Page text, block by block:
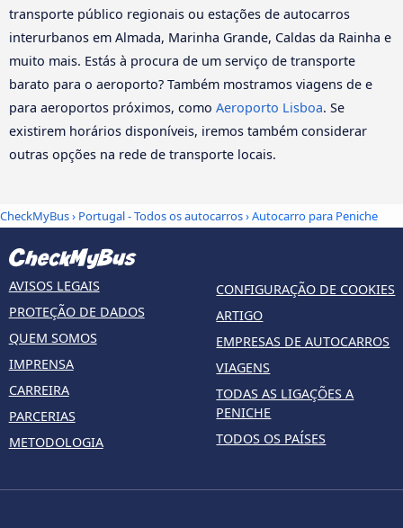
transporte público regionais ou estações de autocarros
interurbanos em Almada, Marinha Grande, Caldas da Rainha e
muito mais. Estás à procura de um serviço de transporte
barato para o aeroporto? Também mostramos viagens de e
para aeroportos próximos, como Aeroporto Lisboa. Se
existirem horários disponíveis, iremos também considerar
outras opções na rede de transporte locais.
CheckMyBus› Portugal - Todos os autocarros› Autocarro para Peniche
AVISOS LEGAIS
PROTEÇÃO DE DADOS
QUEM SOMOS
IMPRENSA
CARREIRA
PARCERIAS
METODOLOGIA
CONFIGURAÇÃO DE COOKIES
ARTIGO
EMPRESAS DE AUTOCARROS
VIAGENS
TODAS AS LIGAÇÕES A
PENICHE
TODOS OS PAÍSES